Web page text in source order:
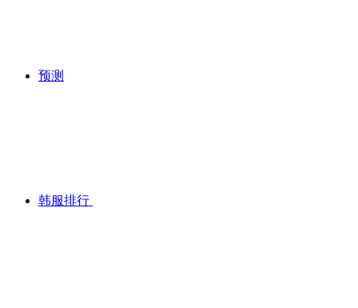
预测
韩服排行